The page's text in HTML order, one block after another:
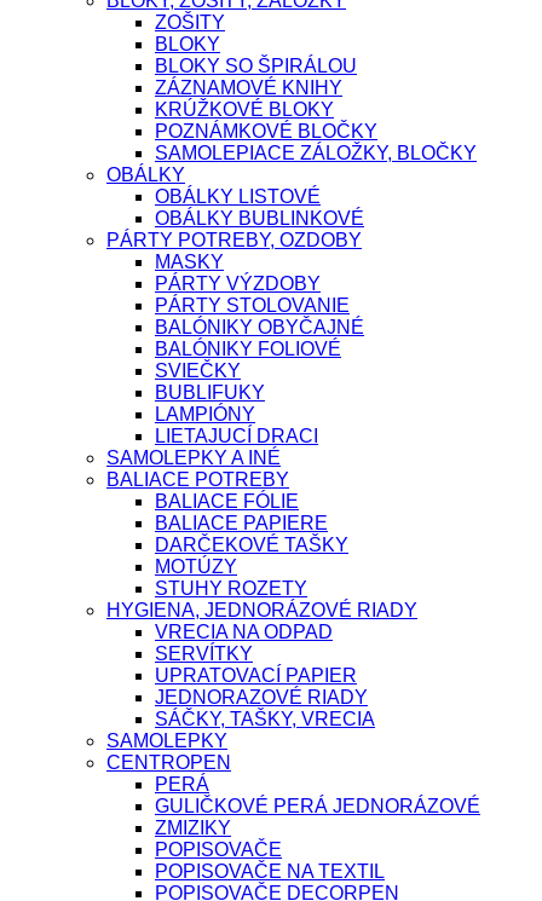
ZOŠITY
BLOKY
BLOKY SO ŠPIRÁLOU
ZÁZNAMOVÉ KNIHY
KRÚŽKOVÉ BLOKY
POZNÁMKOVÉ BLOČKY
SAMOLEPIACE ZÁLOŽKY, BLOČKY
OBÁLKY
OBÁLKY LISTOVÉ
OBÁLKY BUBLINKOVÉ
PÁRTY POTREBY, OZDOBY
MASKY
PÁRTY VÝZDOBY
PÁRTY STOLOVANIE
BALÓNIKY OBYČAJNÉ
BALÓNIKY FOLIOVÉ
SVIEČKY
BUBLIFUKY
LAMPIÓNY
LIETAJUCÍ DRACI
SAMOLEPKY A INÉ
BALIACE POTREBY
BALIACE FÓLIE
BALIACE PAPIERE
DARČEKOVÉ TAŠKY
MOTÚZY
STUHY ROZETY
HYGIENA, JEDNORÁZOVÉ RIADY
VRECIA NA ODPAD
SERVÍTKY
UPRATOVACÍ PAPIER
JEDNORAZOVÉ RIADY
SÁČKY, TAŠKY, VRECIA
SAMOLEPKY
CENTROPEN
PERÁ
GULIČKOVÉ PERÁ JEDNORÁZOVÉ
ZMIZIKY
POPISOVAČE
POPISOVAČE NA TEXTIL
POPISOVAČE DECORPEN